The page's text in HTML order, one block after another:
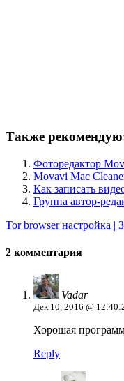
Также
Фоторедактор
Movavi Mac
Как записать
Группа автор-
Tor browser настройка |
2 комментария
Vadar
Дек 10, 2016 @
Хорошая
Reply